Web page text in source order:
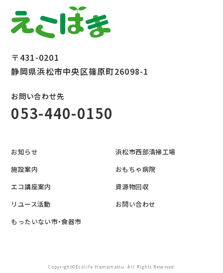
〒431-0201
静岡県浜松市中央区篠原町26098-1
お問い合わせ先
053-440-0150
お知らせ
施設案内
エコ講座案内
リユース活動
もったいない市・食器市
浜松市西部清掃工場
おもちゃ病院
資源物回収
お問い合わせ
Copyright©Ecolife Hamamatsu. All Rights Reserved